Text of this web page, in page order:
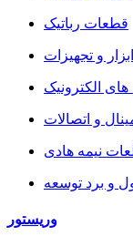
قطعات رباتیک
ابزار و تجهیزات
های الکترونیک
و اتصالات
نیمه هادی
و برد توسعه
وریستور